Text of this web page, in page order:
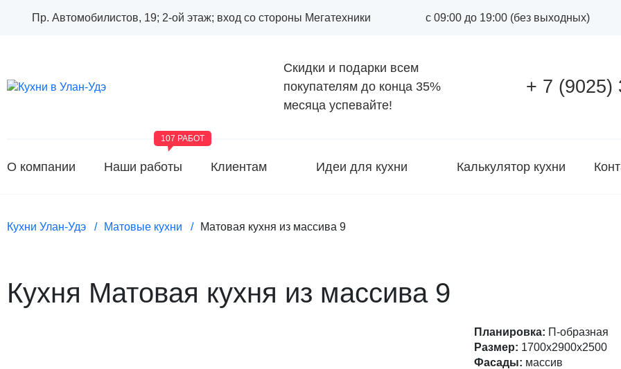
Пр. Автомобилистов, 19; 2-ой этаж; вход со стороны Мегатехники с 09:00 до 19:00 (без выходных)
Скидки и подарки всем
покупателям до конца 35%
месяца успевайте!
+ 7 (9025)
О компании
107 РАБОТ
Наши работы Клиентам Идеи для кухни Калькулятор кухни
Кухни Улан-Удэ Матовые кухни Матовая кухня из массива 9
Кухня Матовая кухня из массива 9
Планировка: П-образная
Размер: 1700х2900х2500
Фасады: массив